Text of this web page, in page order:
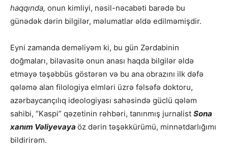
haqqında, onun kimliyi, nəsil-nəcabəti barədə bu
günədək dərin bilgilər, məlumatlar əldə edilməmişdir.
Eyni zamanda deməliyəm ki, bu gün Zərdabinin
doğmaları, bilavasitə onun anası haqda bilgilər əldə
etməyə təşəbbüs göstərən və bu ana obrazını ilk dəfə
qələmə alan filologiya elmləri üzrə fəlsəfə doktoru,
azərbaycançılıq ideologiyası sahəsində güclü qələm
sahibi, “Kaspi” qəzetinin rəhbəri, tanınmış jurnalist Sona
xanım Vəliyevaya öz dərin təşəkkürümü, minnətdarlığımı
bildirirəm.